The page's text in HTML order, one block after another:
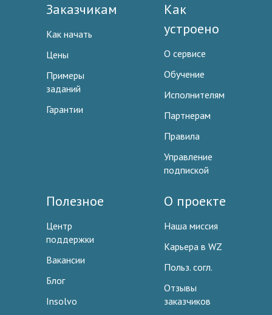
Заказчикам
Как начать
Цены
Примеры
заданий
Гарантии
Как
устроено
О сервисе
Обучение
Исполнителям
Партнерам
Правила
Управление
подпиской
Полезное
Центр
поддержки
Вакансии
Блог
Insolvo
О проекте
Наша миссия
Карьера в WZ
Польз. согл.
Отзывы
заказчиков